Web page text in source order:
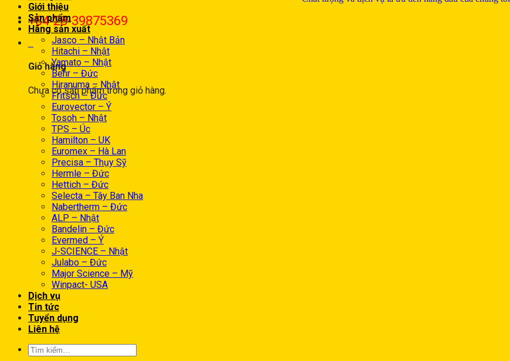
+84-28-39875369
Giỏ hàng
Chưa có sản phẩm trong giỏ hàng.
Giới thiệu
Sản phẩm
Hãng sản xuất
Jasco – Nhật Bản
Hitachi – Nhật
Yamato – Nhật
Behr – Đức
Hiranuma – Nhật
Fritsch – Đức
Eurovector – Ý
Tosoh – Nhật
TPS – Úc
Hamilton – UK
Euromex – Hà Lan
Precisa – Thụy Sỹ
Hermle – Đức
Hettich – Đức
Selecta – Tây Ban Nha
Nabertherm – Đức
ALP – Nhật
Bandelin – Đức
Evermed – Ý
J-SCIENCE – Nhật
Julabo – Đức
Major Science – Mỹ
Winpact- USA
Dịch vụ
Tin tức
Tuyển dụng
Liên hệ